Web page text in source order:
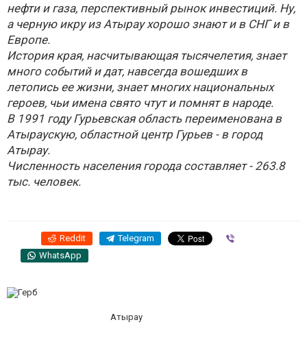
нефти и газа, перспективный рынок инвестиций. Ну,
а черную икру из Атырау хорошо знают и в СНГ и в
Европе.
История края, насчитывающая тысячелетия, знает
много событий и дат, навсегда вошедших в
летопись ее жизни, знает многих национальных
героев, чьи имена свято чтут и помнят в народе.
В 1991 году Гурьевская область переименована в
Атыраускую, областной центр Гурьев - в город
Атырау.
Численность населения города составляет - 263.8
тыс. человек.
Reddit Telegram
WhatsApp
Атырау